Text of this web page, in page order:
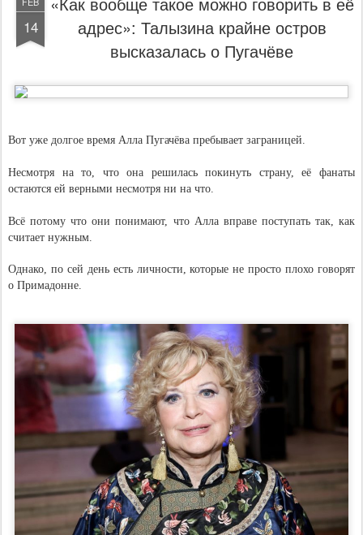
14
адрес»: Талызина крайне остров
высказалась о Пугачёве
Вот уже долгое время Алла Пугачёва пребывает заграницей.
Несмотря на то, что она решилась покинуть страну, её фанаты
остаются ей верными несмотря ни на что.
Всё потому что они понимают, что Алла вправе поступать так, как
считает нужным.
Однако, по сей день есть личности, которые не просто плохо говорят
о Примадонне.